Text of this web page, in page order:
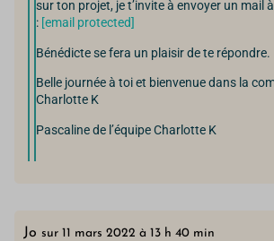
sur ton projet, je t’invite à envoyer un mail
: [email protected]
Bénédicte se fera un plaisir de te répondre.
Belle journée à toi et bienvenue dans la
Charlotte K
Pascaline de l’équipe Charlotte K
Jo sur 11 mars 2022 à 13 h 40 min